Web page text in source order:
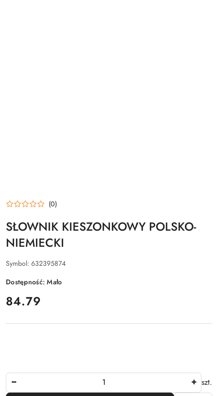
(0)
SŁOWNIK KIESZONKOWY POLSKO-
NIEMIECKI
Symbol: 632395874
Dostępność:Mało
cena:
84.79
szt.